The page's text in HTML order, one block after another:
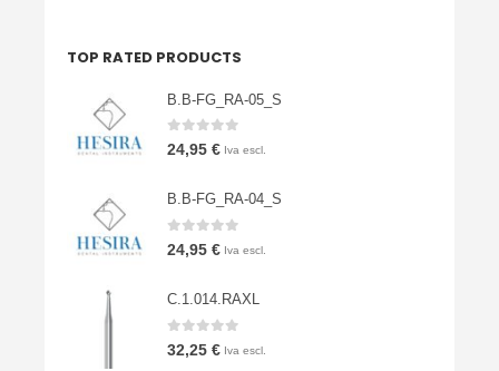
23,23 €.9,90 €.
TOP RATED PRODUCTS
B.B-FG_RA-05_S
0 Su 5
24,95 € Iva escl.
B.B-FG_RA-04_S
0 Su 5
24,95 € Iva escl.
C.1.014.RAXL
0 Su 5
32,25 € Iva escl.